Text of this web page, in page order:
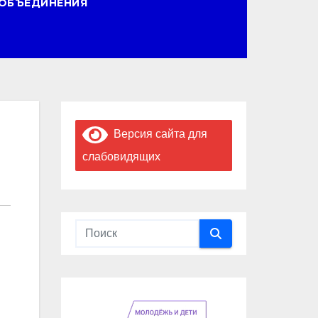
Версия сайта для
слабовидящих